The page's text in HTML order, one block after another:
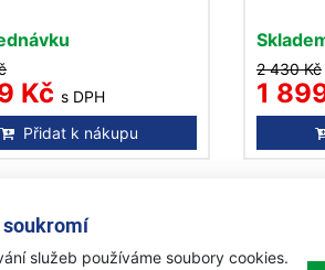
služeb používáme soubory cookies.
Kč s DPH
Přidat k nákupu
2 430 Kč
1